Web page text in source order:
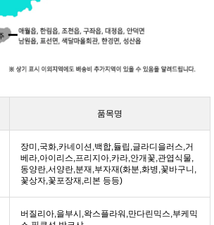
품목명
장미,국화,카네이션,백합,듈립,글라디을러스,거
베라,아이리스,프리지아,카라,안개꽃,관엽식물,
동양란,서양란,분재,부자재(화분,화병,꽃바구니,
꽃상자,꽃포장재,리본 등등)
버질리아,을부시,왁스플라워,만다린믹스,부케믹